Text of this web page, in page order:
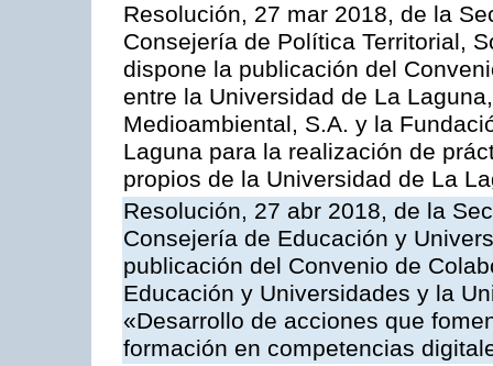
Resolución, 27 mar 2018, de la
Consejería de Política Territorial,
dispone la publicación del
entre la Universidad de La
Medioambiental, S.A. y la
Laguna para la realización de
propios de la Universidad de La
Resolución, 27 abr 2018, de la
Consejería de Educación y
publicación del Convenio de
Educación y Universidades y la
«Desarrollo de acciones que
formación en competencias